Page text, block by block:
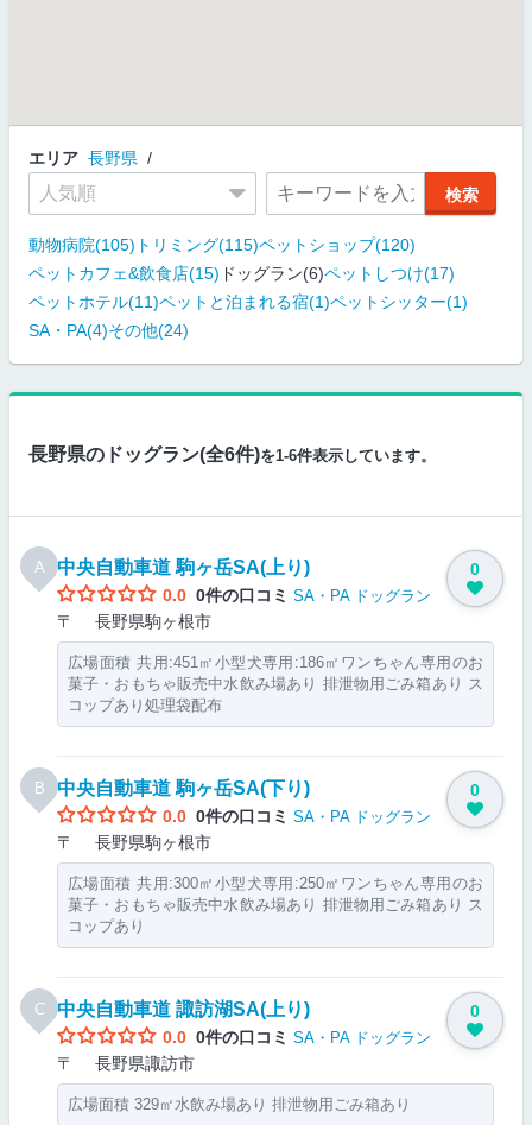
エリア 長野県
動物病院(105) トリミング(115)ペットショップ(120)
ペットカフェ&飲食店(15) ドッグラン(6)ペットしつけ(17)
ペットホテル(11)ペットと泊まれる宿(1)ペットシッター(1)
SA・PA(4)その他(24)
長野県のドッグラン(全6件)を1-6件表示しています。
A 中央自動車道 駒ヶ岳SA(上り)
0.0 0件の口コミ SA・PA ドッグラン
〒 長野県駒ヶ根市
広場面積 共用:451㎡小型犬専用:186㎡ワンちゃん専用のお
菓子・おもちゃ販売中水飲み場あり 排泄物用ごみ箱あり ス
コップあり処理袋配布
0
B 中央自動車道 駒ヶ岳SA(下り)
0.0 0件の口コミ SA・PA ドッグラン
〒 長野県駒ヶ根市
広場面積 共用:300㎡小型犬専用:250㎡ワンちゃん専用のお
菓子・おもちゃ販売中水飲み場あり 排泄物用ごみ箱あり ス
コップあり
0
C 中央自動車道 諏訪湖SA(上り)
0.0 0件の口コミ SA・PA ドッグラン
〒 長野県諏訪市
広場面積 329㎡水飲み場あり 排泄物用ごみ箱あり
0